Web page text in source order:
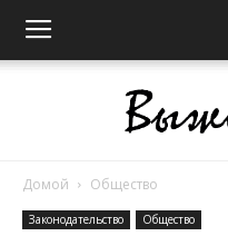
Домой Общество
Законодательство Общество